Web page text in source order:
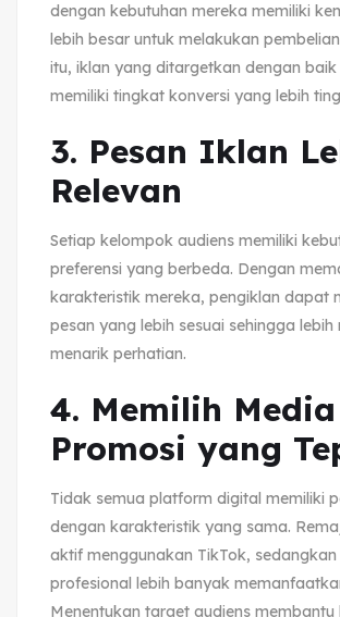
dengan kebutuhan mereka memiliki
lebih besar untuk melakukan
itu, iklan yang ditargetkan dengan
memiliki tingkat konversi yang lebih
3. Pesan Iklan
Relevan
Setiap kelompok audiens memiliki
preferensi yang berbeda. Dengan
karakteristik mereka, pengiklan dapat
pesan yang lebih sesuai sehingga lebih
menarik perhatian.
4. Memilih Media
Promosi yang
Tidak semua platform digital memiliki
dengan karakteristik yang sama.
aktif menggunakan TikTok,
profesional lebih banyak
Menentukan target audiens membantu